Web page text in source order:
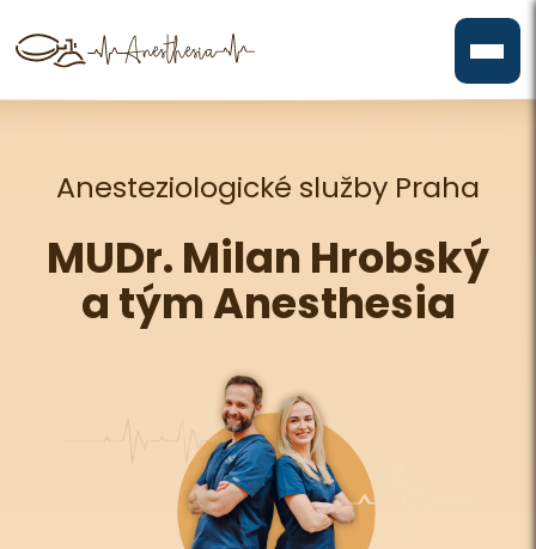
Anesteziologické služby Praha
MUDr. Milan Hrobský
a tým Anesthesia